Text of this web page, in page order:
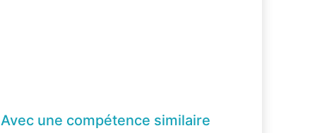
Avec une compétence similaire